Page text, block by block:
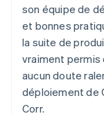
son équipe de
et bonnes
la suite de
vraiment permis
aucun doute
déploiement de
Corr.